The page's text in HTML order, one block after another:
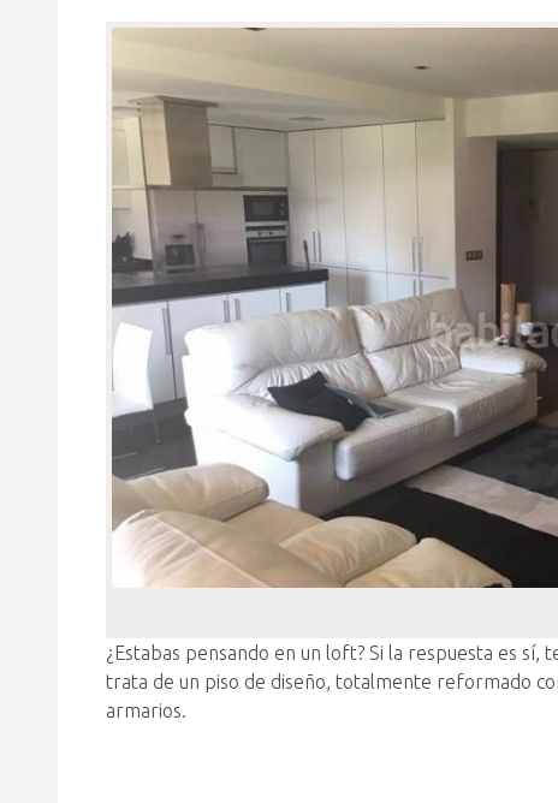
¿Estabas pensando en un loft? Si la respuesta es sí,
trata de un piso de diseño, totalmente reformado
armarios.